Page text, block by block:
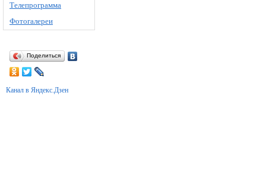
Телепрограмма
Фотогалереи
Поделиться
Канал в Яндекс.Дзен